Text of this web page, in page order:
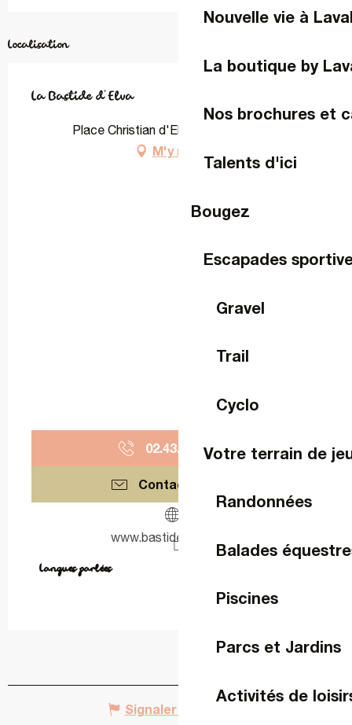
Nouvelle vie à
La boutique by
Nos brochures et
Talents d'ici
Bougez
Escapades
Gravel
Trail
Cyclo
Votre terrain de
Randonnées
Balades
Piscines
Parcs et Jardins
Activités de
Localisation
La Bastide d'Elva
Place Christian d'Elva, 53810 Changé
M'y rendre
02.43.53.43.▒▒
Contactez-nous
www.bastidedelva.com
Langues parlées
Langues parlées
Signaler une erreur